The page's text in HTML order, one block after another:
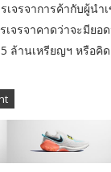
จรจาการค้ากับผู้นำ
เจรจาคาดว่าจะมีย
ล้านเหรียญฯ หรือคิ